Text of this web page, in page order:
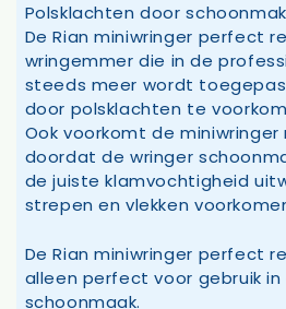
Polsklachten door
De Rian miniwringer perfect
wringemmer die in de
steeds meer wordt
door polsklachten te
Ook voorkomt de
doordat de wringer
de juiste klamvochtigheid
strepen en vlekken
De Rian miniwringer perfect
alleen perfect voor gebruik
schoonmaak.